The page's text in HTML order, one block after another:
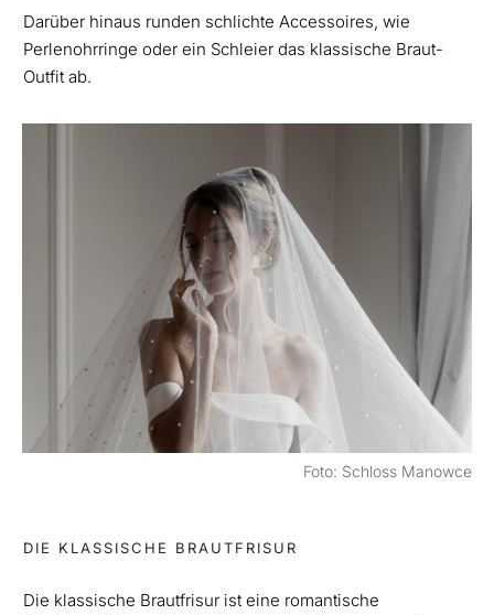
Darüber hinaus runden schlichte Accessoires, wie
Perlenohrringe oder ein Schleier das klassische Braut-
Outfit ab.
Foto: Schloss Manowce
DIE KLASSISCHE BRAUTFRISUR
Die klassische Brautfrisur ist eine romantische